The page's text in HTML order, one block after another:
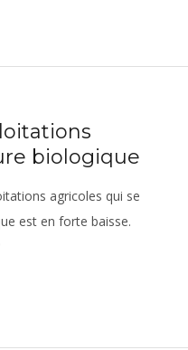
biologique
agricoles qui se
est en forte baisse.